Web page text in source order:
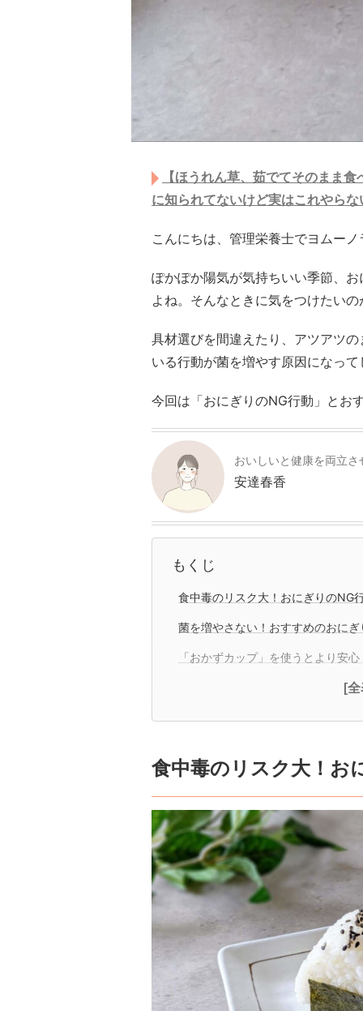
【ほうれん草、茹でてそのまま
に知られてないけど実はこれやら
こんにちは、管理栄養士でヨムー
ぽかぽか陽気が気持ちいい季節、
よね。そんなときに気をつけたい
具材選びを間違えたり、アツアツ
いる行動が菌を増やす原因になっ
今回は「おにぎりのNG行動」とお
おいしいと健康を両立
安達春香
もくじ
食中毒のリスク大！おにぎりのNG
菌を増やさない！おすすめのおに
「おかずカップ」を使うとより安心
[
食中毒のリスク大！お